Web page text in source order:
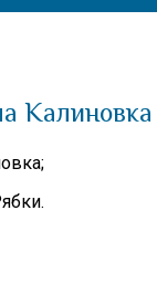
Калиновка